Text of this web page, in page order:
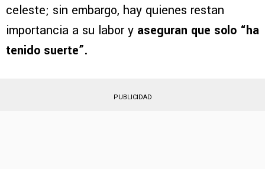
celeste; sin embargo, hay quienes restan
importancia a su labor y aseguran que solo “ha
tenido suerte”.
PUBLICIDAD